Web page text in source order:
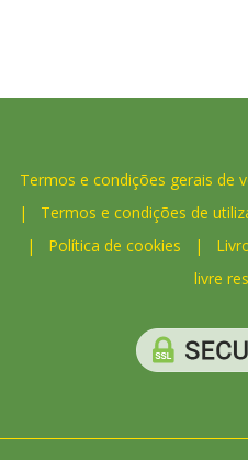
Termos e condições gerais de
| Termos e condições de
| Política de cookies |
livre